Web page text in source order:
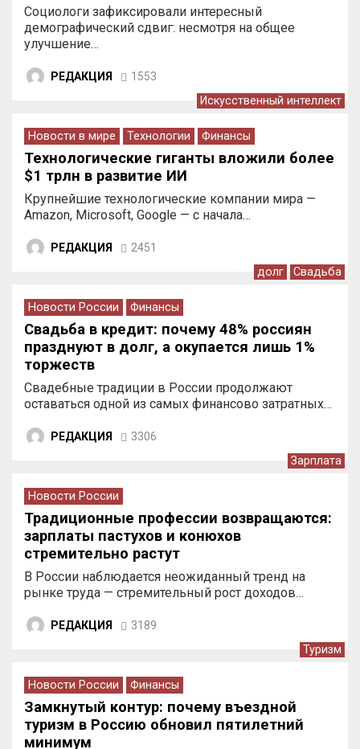
Социологи зафиксировали интересный
демографический сдвиг: несмотря на общее
улучшение…
РЕДАКЦИЯ 1553
Искусственный интеллект
Новости в мире Технологии Финансы
Технологические гиганты вложили более
$1 трлн в развитие ИИ
Крупнейшие технологические компании мира —
Amazon, Microsoft, Google — с начала…
РЕДАКЦИЯ 2451
долг Свадьба
Новости России Финансы
Свадьба в кредит: почему 48% россиян
празднуют в долг, а окупается лишь 1%
торжеств
Свадебные традиции в России продолжают
оставаться одной из самых финансово затратных…
РЕДАКЦИЯ 3306
Зарплата
Новости России
Традиционные профессии возвращаются:
зарплаты пастухов и конюхов
стремительно растут
В России наблюдается неожиданный тренд на
рынке труда — стремительный рост доходов…
РЕДАКЦИЯ 3189
Туризм
Новости России Финансы
Замкнутый контур: почему въездной
туризм в Россию обновил пятилетний
минимум